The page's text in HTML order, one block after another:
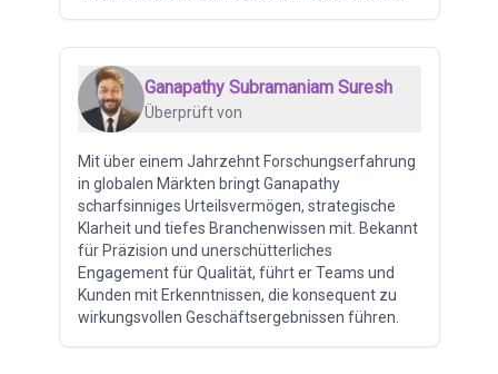
Ganapathy Subramaniam Suresh
Überprüft von
Mit über einem Jahrzehnt Forschungserfahrung
in globalen Märkten bringt Ganapathy
scharfsinniges Urteilsvermögen, strategische
Klarheit und tiefes Branchenwissen mit. Bekannt
für Präzision und unerschütterliches
Engagement für Qualität, führt er Teams und
Kunden mit Erkenntnissen, die konsequent zu
wirkungsvollen Geschäftsergebnissen führen.